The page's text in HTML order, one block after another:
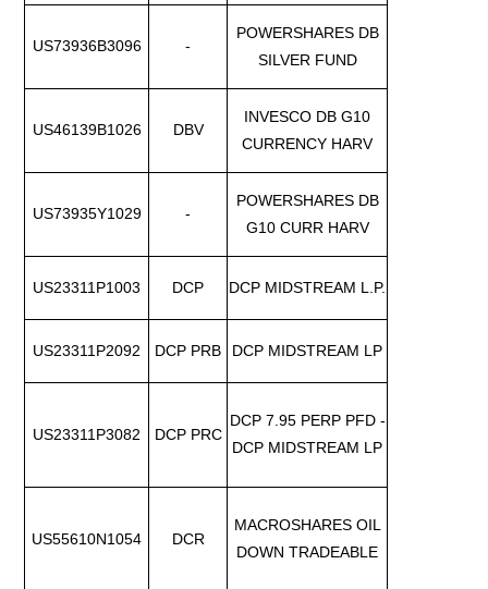
US73936B3096 -
POWERSHARES DB
SILVER FUND
US46139B1026 DBV
INVESCO DB G10
CURRENCY HARV
US73935Y1029 -
POWERSHARES DB
G10 CURR HARV
US23311P1003 DCP DCP MIDSTREAM L.P.
US23311P2092 DCP PRB DCP MIDSTREAM LP
US23311P3082 DCP PRC
DCP 7.95 PERP PFD -
DCP MIDSTREAM LP
US55610N1054 DCR
MACROSHARES OIL
DOWN TRADEABLE